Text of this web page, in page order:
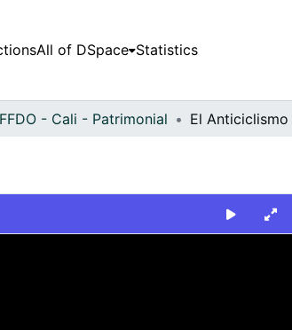
All of DSpace Statistics
FFDO - Cali - Patrimonial El Anticiclismo